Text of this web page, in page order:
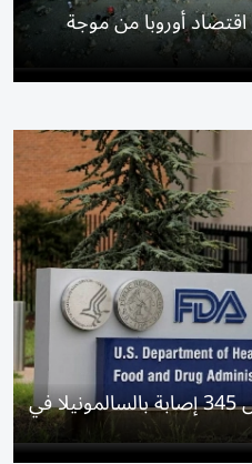
اقتصاد أوروبا من موجة
تحقيقات أمريكية بعد تسجيل 345 إصابة بالسالمونيلا في